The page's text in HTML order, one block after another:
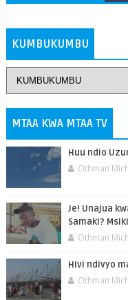
KUMBUKUMBU
MTAA KWA MTAA TV
Huu ndio
Othman
Je! Unajua
Samaki?
Othman
Hivi ndivyo
Othman